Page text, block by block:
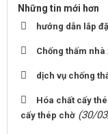
Những tin mới hơn
hướng dẫn lắp
Chống thấm nhà
dịch vụ chống
Hóa chất cấy
cấy thép chờ (30/